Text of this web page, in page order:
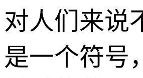
对人们来说
是一个符号